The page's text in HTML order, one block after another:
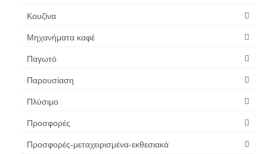
Κουζίνα
Μηχανήματα καφέ
Παγωτό
Παρουσίαση
Πλύσιμο
Προσφορές
Προσφορές-μεταχειρισμένα-εκθεσιακά